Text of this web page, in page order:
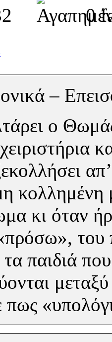
0
–
ο
κι όταν
του
παιδιά